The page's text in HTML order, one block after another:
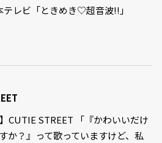
テレビ「ときめき♡超音波‼︎」
】CUTIE STREET 「『かわいいだけ
か？』って歌っていますけど、私